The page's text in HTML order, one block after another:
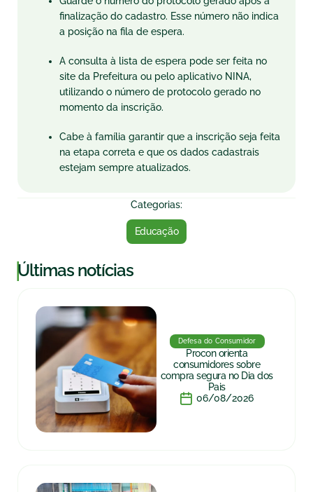
finalização do cadastro. Esse número não indica
a posição na fila de espera.
A consulta à lista de espera pode ser feita no
site da Prefeitura ou pelo aplicativo NINA,
utilizando o número de protocolo gerado no
momento da inscrição.
Cabe à família garantir que a inscrição seja feita
na etapa correta e que os dados cadastrais
estejam sempre atualizados.
Categorias:
Educação
|Últimas notícias
Defesa do Consumidor
Procon orienta
consumidores sobre
compra segura no Dia dos
Pais
06/08/2026